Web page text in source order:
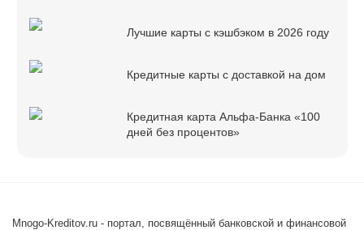
Лучшие карты с кэшбэком в 2026 году
Кредитные карты с доставкой на дом
Кредитная карта Альфа-Банка «100
дней без процентов»
Mnogo-Kreditov.ru - портал, посвящённый банковской и финансовой